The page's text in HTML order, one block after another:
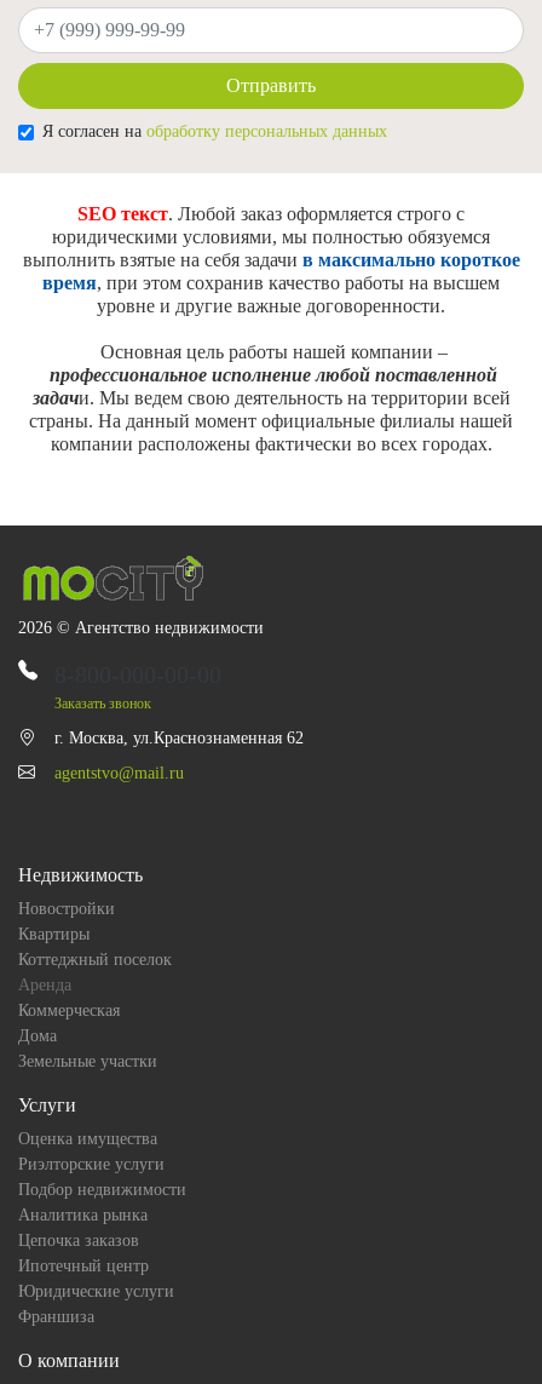
Ваш телефон
Отправить
Я согласен на обработку персональных данных
SEO текст. Любой заказ оформляется строго с
юридическими условиями, мы полностью обязуемся
выполнить взятые на себя задачи в максимально короткое
время, при этом сохранив качество работы на высшем
уровне и другие важные договоренности.
Основная цель работы нашей компании –
профессиональное исполнение любой поставленной
задачи. Мы ведем свою деятельность на территории всей
страны. На данный момент официальные филиалы нашей
компании расположены фактически во всех городах.
2026 © Агентство недвижимости
Заказать звонок
г. Москва, ул.Краснознаменная 62
agentstvo@mail.ru
Недвижимость
Новостройки
Квартиры
Коттеджный поселок
Аренда
Коммерческая
Дома
Земельные участки
Услуги
Оценка имущества
Риэлторские услуги
Подбор недвижимости
Аналитика рынка
Цепочка заказов
Ипотечный центр
Юридические услуги
Франшиза
О компании